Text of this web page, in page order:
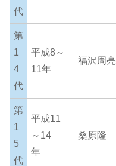
代
第
1
4
代
平成8～
11年
福沢周亮
第
1
5
代
平成11
～14
年
桑原隆